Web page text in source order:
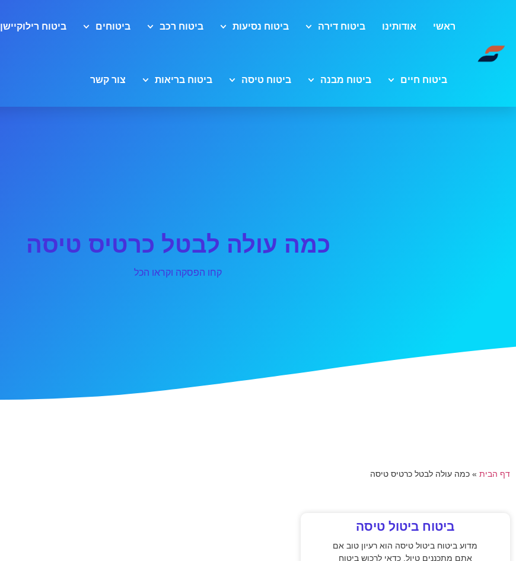
ראשי אודותינו ביטוח דירה ביטוח נסיעות ביטוח רכב ביטוחים ביטוח רילוקיישן
ביטוח חיים ביטוח מבנה ביטוח טיסה ביטוח בריאות צור קשר
כמה עולה לבטל כרטיס טיסה
קחו הפסקה וקראו הכל
דף הבית » כמה עולה לבטל כרטיס טיסה
ביטוח ביטול טיסה
מדוע ביטוח ביטול טיסה הוא רעיון טוב אם
אתם מתכננים טיול, כדאי לרכוש ביטוח